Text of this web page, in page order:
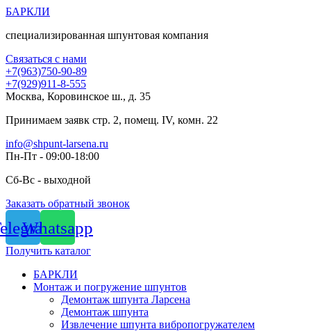
Перейти
содержимому
БАРКЛИ
специализированная шпунтовая компания
Связаться с нами
+7(963)750-90-89
+7(929)911-8-555
Москва, Коровинское ш., д. 35
Принимаем заявк стр. 2, помещ. IV, комн. 22
info@shpunt-larsena.ru
Пн-Пт - 09:00-18:00
Сб-Вс - выходной
Заказать обратный звонок
Whatsapp
Получить каталог
БАРКЛИ
Монтаж и погружение шпунтов
Демонтаж шпунта Ларсена
Демонтаж шпунта
Извлечение шпунта вибропогружателем